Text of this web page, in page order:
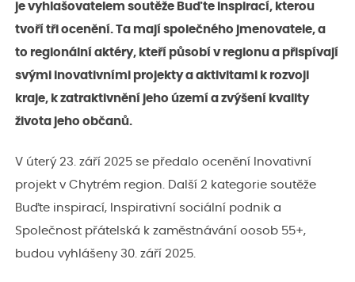
je vyhlašovatelem soutěže Buďte inspirací, kterou
tvoří tři ocenění. Ta mají společného jmenovatele, a
to regionální aktéry, kteří působí v regionu a přispívají
svými inovativními projekty a aktivitami k rozvoji
kraje, k zatraktivnění jeho území a zvýšení kvality
života jeho občanů.
V úterý 23. září 2025 se předalo ocenění Inovativní
projekt v Chytrém region. Další 2 kategorie soutěže
Buďte inspirací, Inspirativní sociální podnik a
Společnost přátelská k zaměstnávání oosob 55+,
budou vyhlášeny 30. září 2025.